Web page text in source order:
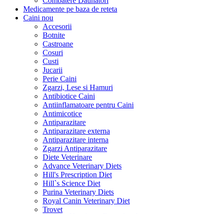
Medicamente pe baza de reteta
Caini nou
Accesorii
Botnite
Castroane
Cosuri
Custi
Jucarii
Perie Caini
Zgarzi, Lese si Hamuri
Antibiotice Caini
Antiinflamatoare pentru Caini
Antimicotice
Antiparazitare
Antiparazitare externa
Antiparazitare interna
Zgarzi Antiparazitare
Diete Veterinare
Advance Veterinary Diets
Hill's Prescription Diet
Hill`s Science Diet
Purina Veterinary Diets
Royal Canin Veterinary Diet
Trovet